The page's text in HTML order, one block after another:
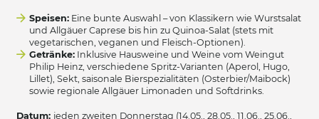
Speisen:Eine bunte Auswahl – von Klassikern wie Wurstsalat
und Allgäuer Caprese bis hin zu Quinoa-Salat (stets mit
vegetarischen, veganen und Fleisch-Optionen).
Getränke:Inklusive Hausweine und Weine vom Weingut
Philip Heinz, verschiedene Spritz-Varianten (Aperol, Hugo,
Lillet), Sekt, saisonale Bierspezialitäten (Osterbier/Maibock)
sowie regionale Allgäuer Limonaden und Softdrinks.
Datum: jeden zweiten Donnerstag (14.05., 28.05., 11.06., 25.06.,